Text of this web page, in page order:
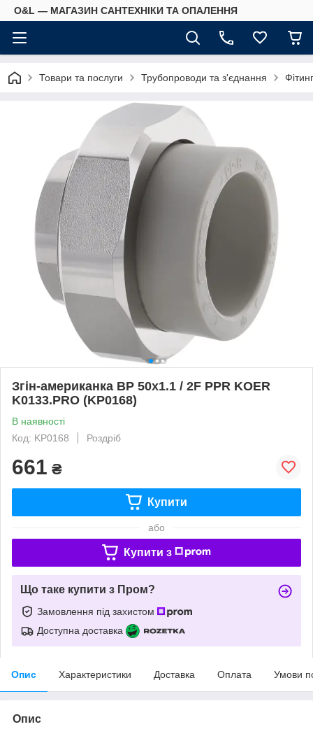
O&L — МАГАЗИН САНТЕХНІКИ ТА ОПАЛЕННЯ
Товари та послуги Трубопроводи та з'єднання
Згін-американка ВР 50x1.1 / 2F PPR KOER
K0133.PRO (KP0168)
В наявності
Код: KP0168
Роздріб
661 ₴
Купити
або
Купити з
Що таке купити з Пром?
Замовлення під захистом
Доступна доставка
Опис Характеристики Доставка Оплата Умови
Опис